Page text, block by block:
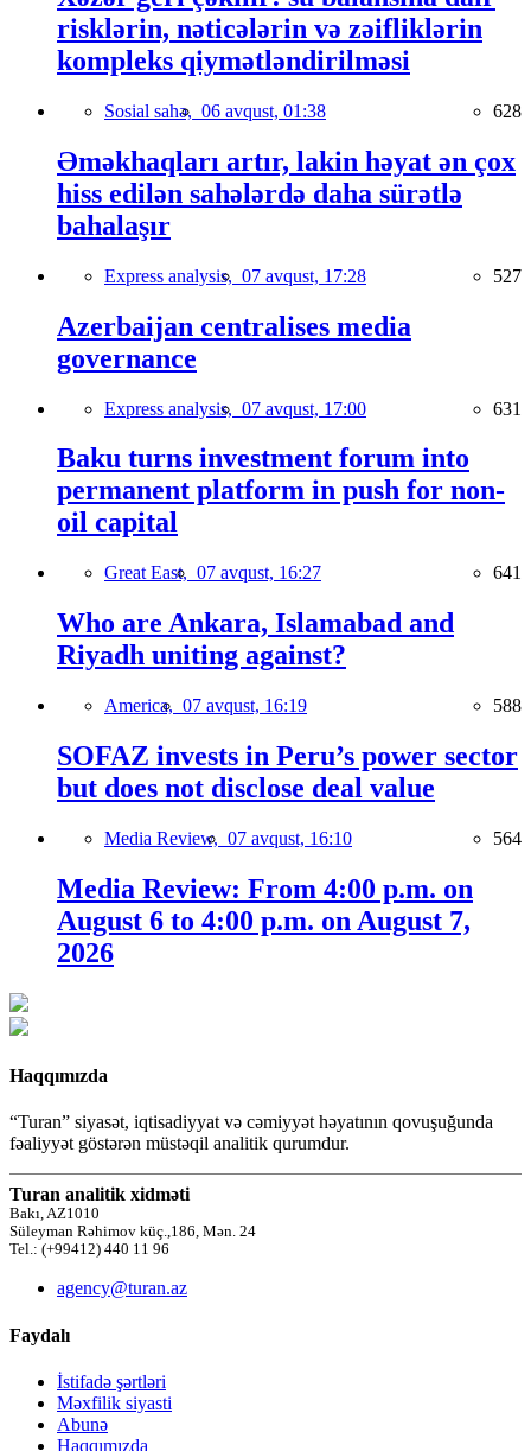
risklərin, nəticələrin və zəifliklərin
kompleks qiymətləndirilməsi
Sosial sahə, 06 avqust, 01:38 628
Əməkhaqları artır, lakin həyat ən çox
hiss edilən sahələrdə daha sürətlə
bahalaşır
Express analysis, 07 avqust, 17:28 527
Azerbaijan centralises media
governance
Express analysis, 07 avqust, 17:00 631
Baku turns investment forum into
permanent platform in push for non-
oil capital
Great East, 07 avqust, 16:27 641
Who are Ankara, Islamabad and
Riyadh uniting against?
America, 07 avqust, 16:19 588
SOFAZ invests in Peru’s power sector
but does not disclose deal value
Media Review, 07 avqust, 16:10 564
Media Review: From 4:00 p.m. on
August 6 to 4:00 p.m. on August 7,
2026
Haqqımızda
“Turan” siyasət, iqtisadiyyat və cəmiyyət həyatının qovuşuğunda
fəaliyyət göstərən müstəqil analitik qurumdur.
Turan analitik xidməti
Bakı, AZ1010
Süleyman Rəhimov küç.,186, Mən. 24
Tel.: (+99412) 440 11 96
agency@turan.az
Faydalı
İstifadə şərtləri
Məxfilik siyasti
Abunə
Haqqımızda